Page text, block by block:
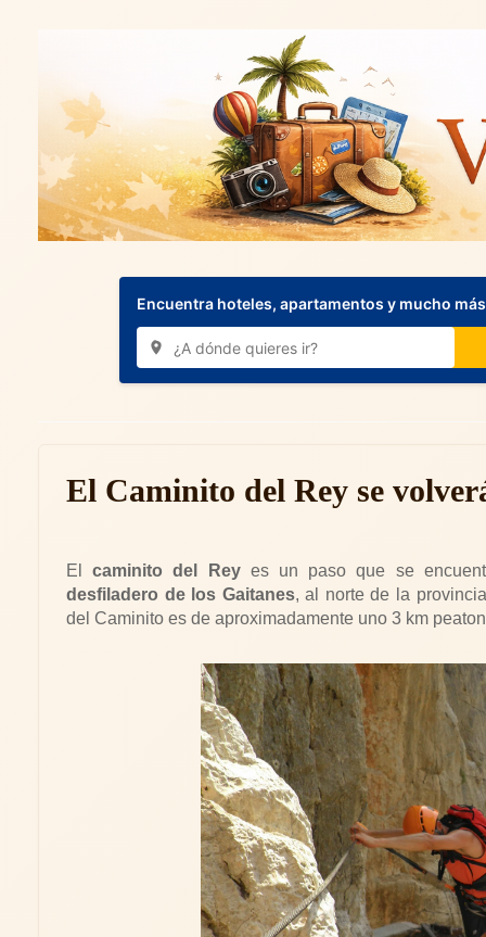
Encuentra hoteles, apartamentos y mucho
El Caminito del Rey se
Elcaminito del Reyes un paso que se
desfiladero de los Gaitanes, al norte de la
del Caminito es de aproximadamente uno 3 km